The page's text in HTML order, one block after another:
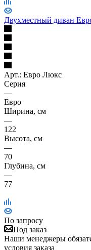
Двухместный диван
Арт.: Евро Люкс
Серия
—
Евро
Ширина, см
—
122
Высота, см
—
70
Глубина, см
—
77
По запросу
Под заказ
Наши менеджеры
условия заказа